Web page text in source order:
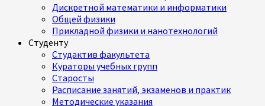
Дискретной математики и информатики
Общей физики
Прикладной физики и нанотехнологий
Студенту
Студактив факультета
Кураторы учебных групп
Старосты
Расписание занятий, экзаменов и практик
Методические указания